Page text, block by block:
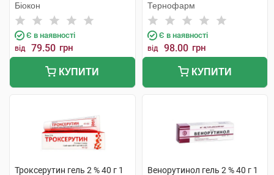
Біокон
Є в наявності
від 79.50 грн
КУПИТИ
Тернофарм
Є в наявності
від 98.00 грн
КУПИТИ
Троксерутин гель 2 % 40 г 1 Венорутинол гель 2 % 40 г 1